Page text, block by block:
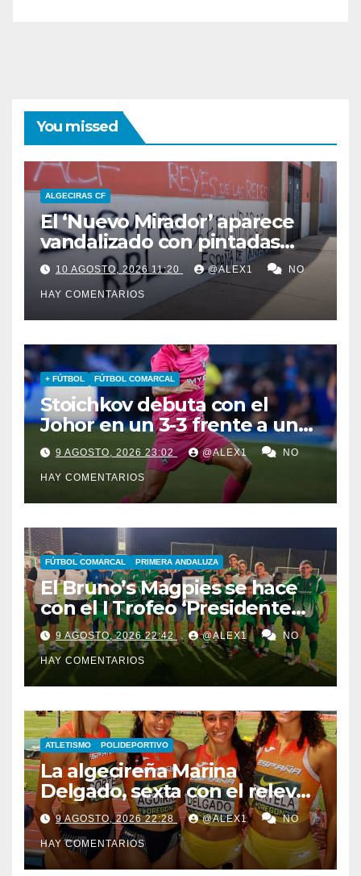
You missed
ALGECIRAS CF
El ‘Nuevo Mirador’ aparece
vandalizado con pintadas
contra el Algeciras CF y en
favor de la Real Balompédica
Linense
10 AGOSTO, 2026 11:20 @ALEX1 NO
HAY COMENTARIOS
+ FÚTBOL FÚTBOL COMARCAL
Stoichkov debuta con el
Johor en un 3-3 frente a un
Chelsea de Xabi Alonso… que
iguala gracias al algecireño
Glauder
9 AGOSTO, 2026 23:02 @ALEX1 NO
HAY COMENTARIOS
FÚTBOL COMARCAL PRIMERA ANDALUZA
El Bruno’s Magpies se hace
con el I Trofeo ‘Presidente
Javier Chacón’ ante AD
Taraguilla y el juvenil del
Cádiz CV
9 AGOSTO, 2026 22:42 @ALEX1 NO
HAY COMENTARIOS
ATLETISMO POLIDEPORTIVO
La algecireña Marina
Delgado, sexta con el relevo
4×100 femenino español en
el Mundial Sub-20 de Eugene
9 AGOSTO, 2026 22:28 @ALEX1 NO
HAY COMENTARIOS